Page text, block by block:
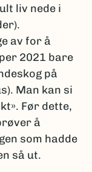
liv nede i
av for å
2021 bare
på
Man kan si
Før dette,
å
som hadde
så ut.